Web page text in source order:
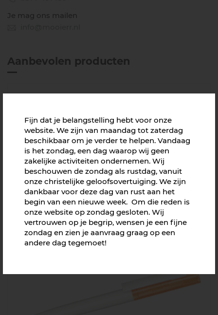
Je mag ons mailen
Aanbevolen producten
Superhit Bio
Richtprijs € 0,77
Fijn dat je belangstelling hebt voor onze
website. We zijn van maandag tot zaterdag
beschikbaar om je verder te helpen. Vandaag
is het zondag, een dag waarop wij geen
zakelijke activiteiten ondernemen. Wij
beschouwen de zondag als rustdag, vanuit
onze christelijke geloofsovertuiging. We zijn
dankbaar voor deze dag van rust aan het
begin van een nieuwe week. Om die reden is
onze website op zondag gesloten. Wij
vertrouwen op je begrip, wensen je een fijne
zondag en zien je aanvraag graag op een
andere dag tegemoet!